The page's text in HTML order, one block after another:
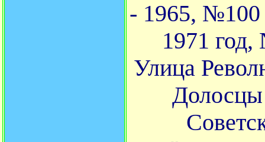
- 1965, №100
1971
Улица
Долосцы